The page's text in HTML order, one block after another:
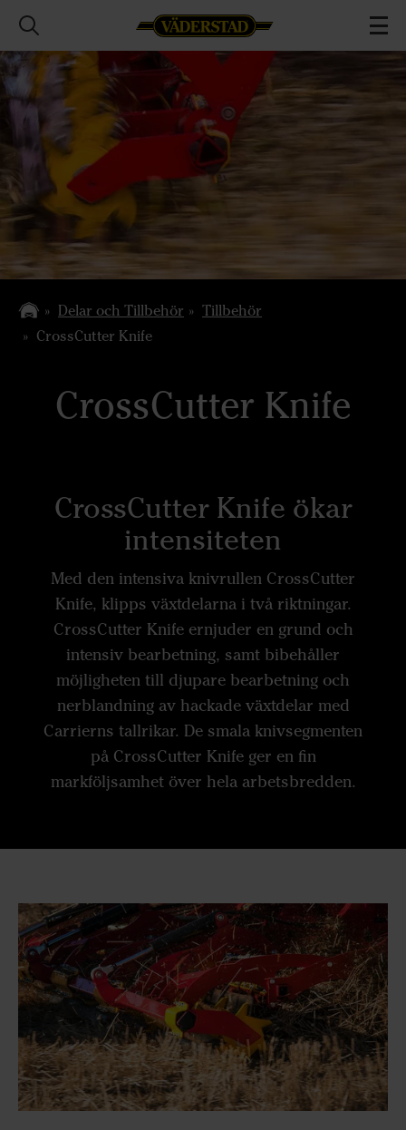
Delar och Tillbehör
Tillbehör
CrossCutter Knife
CrossCutter Knife
CrossCutter Knife ökar
intensiteten
Med den intensiva knivrullen CrossCutter
Knife, klipps växtdelarna i två riktningar.
CrossCutter Knife ernjuder en grund och
intensiv bearbetning, samt bibehåller
möjligheten till djupare bearbetning och
nerblandning av hackade växtdelar med
Carrierns tallrikar. De smala knivsegmenten
på CrossCutter Knife ger en fin
markföljsamhet över hela arbetsbredden.